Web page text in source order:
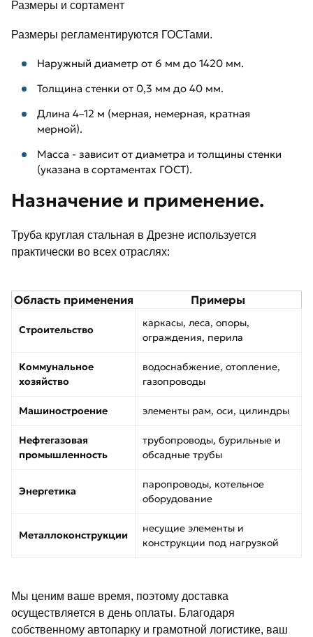
Размеры и сортамент
Размеры регламентируются ГОСТами.
Наружный диаметр от 6 мм до 1420 мм.
Толщина стенки от 0,3 мм до 40 мм.
Длина 4–12 м (мерная, немерная, кратная
мерной).
Масса - зависит от диаметра и толщины стенки
(указана в сортаментах ГОСТ).
Назначение и применение.
Труба круглая стальная в Дрезне используется
практически во всех отраслях:
Область применения Примеры
Строительство
каркасы, леса, опоры,
ограждения, перила
Коммунальное
хозяйство
водоснабжение, отопление,
газопроводы
Машиностроение элементы рам, оси, цилиндры
Нефтегазовая
промышленность
трубопроводы, бурильные и
обсадные трубы
Энергетика
паропроводы, котельное
оборудование
Металлоконструкции
несущие элементы и
конструкции под нагрузкой
Мы ценим ваше время, поэтому доставка
осуществляется в день оплаты. Благодаря
собственному автопарку и грамотной логистике, ваш